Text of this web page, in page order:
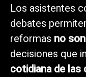
Los asistentes
debates
reformas no
decisiones que
cotidiana de las